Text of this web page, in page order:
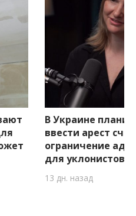
В Украине
ввести арест
ограничение
для уклонистов
13 дн. назад